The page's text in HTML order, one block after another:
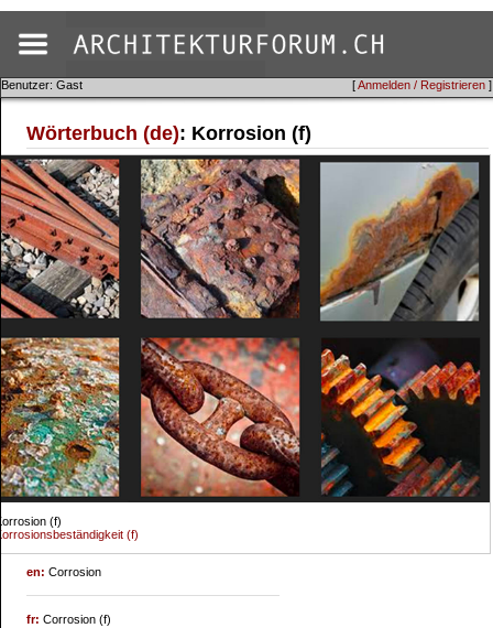
[Anmelden / Registrieren ]
Benutzer: Gast
Wörterbuch (de): Korrosion (f)
(f)
(f)
en:Corrosion
fr:Corrosion (f)